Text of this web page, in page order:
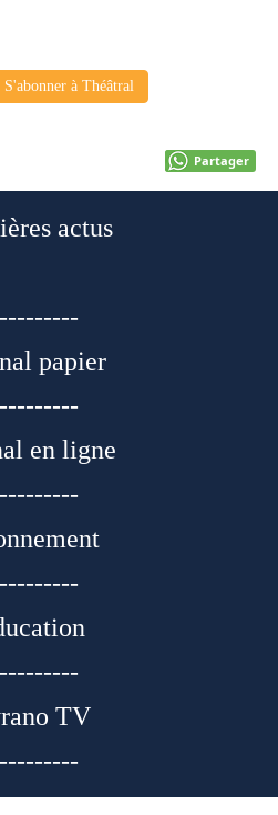
S'abonner à Théâtral
Partager
actus
papier
en ligne
TV